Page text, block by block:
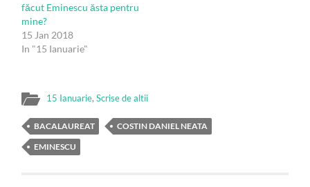
făcut Eminescu ăsta pentru
mine?
15 Jan 2018
In "15 Ianuarie"
15 Ianuarie,Scrise de altii
BACALAUREAT
COSTIN DANIEL NEATA
EMINESCU